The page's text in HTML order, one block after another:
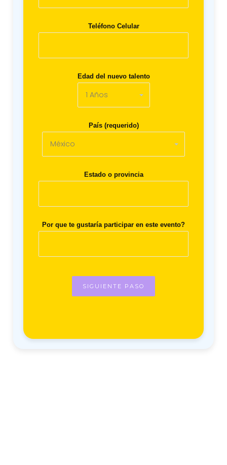
Teléfono Celular
Edad del nuevo talento
País (requerido)
Estado o provincia
Por que te gustaría participar en este evento?